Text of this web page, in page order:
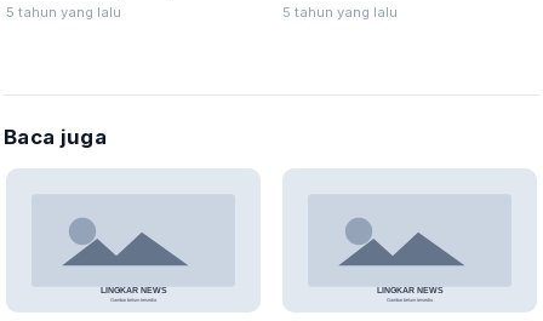
persen
5 tahun yang lalu 5 tahun yang lalu
Baca juga